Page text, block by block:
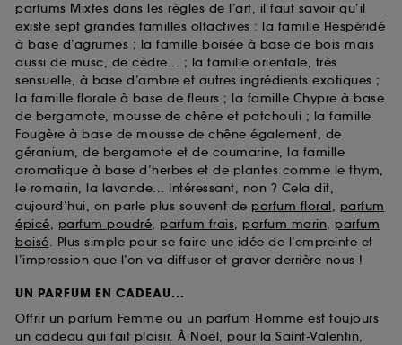
parfums Mixtes dans les règles de l’art, il faut savoir qu’il
existe sept grandes familles olfactives : la famille Hespéridé
à base d’agrumes ; la famille boisée à base de bois mais
aussi de musc, de cèdre... ; la famille orientale, très
sensuelle, à base d’ambre et autres ingrédients exotiques ;
la famille florale à base de fleurs ; la famille Chypre à base
de bergamote, mousse de chêne et patchouli ; la famille
Fougère à base de mousse de chêne également, de
géranium, de bergamote et de coumarine, la famille
aromatique à base d’herbes et de plantes comme le thym,
le romarin, la lavande... Intéressant, non ? Cela dit,
aujourd’hui, on parle plus souvent de parfum floral, parfum
épicé, parfum poudré, parfum frais, parfum marin, parfum
boisé. Plus simple pour se faire une idée de l’empreinte et
l’impression que l’on va diffuser et graver derrière nous !
UN PARFUM EN CADEAU...
Offrir un parfum Femme ou un parfum Homme est toujours
un cadeau qui fait plaisir. À Noël, pour la Saint-Valentin,